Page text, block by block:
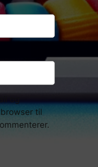
til